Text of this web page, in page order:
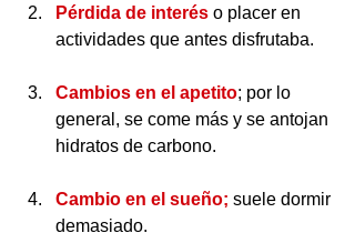
Pérdida de interés o placer en
actividades que antes disfrutaba.
Cambios en el apetito; por lo
general, se come más y se antojan
hidratos de carbono.
Cambio en el sueño; suele dormir
demasiado.